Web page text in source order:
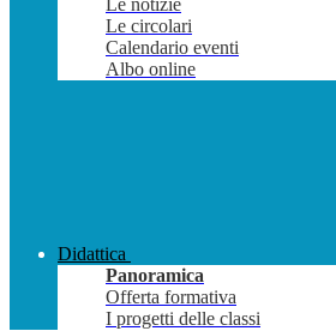
Le notizie
Le circolari
Calendario eventi
Albo online
Didattica
Panoramica
Offerta formativa
I progetti delle classi